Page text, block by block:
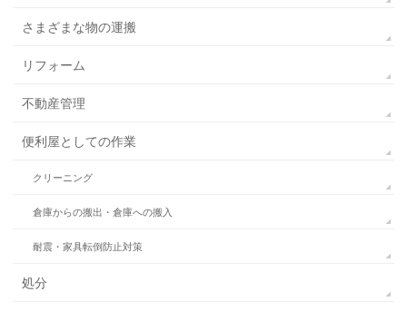
さまざまな物の運搬
リフォーム
不動産管理
便利屋としての作業
クリーニング
倉庫からの搬出・倉庫への搬入
耐震・家具転倒防止対策
処分